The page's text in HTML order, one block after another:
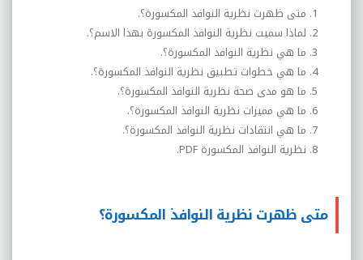
متى ظهرت نظرية النوافذ المكسورة؟.
لماذا سميت نظرية النوافذ المكسورة بهذا الاسم؟.
ما هي نظرية النوافذ المكسورة؟.
ما هي خطوات تطبيق نظرية النوافذ المكسورة؟.
ما هو مدى صحة نظرية النوافذ المكسورة؟.
ما هي مميزات نظرية النوافذ المكسورة؟.
ما هي انتقادات نظرية النوافذ المكسورة؟.
نظرية النوافذ المكسورة PDF
.
متى ظهرت نظرية النوافذ المكسورة؟